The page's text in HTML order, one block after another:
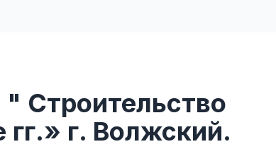
Строительство
г. Волжский.